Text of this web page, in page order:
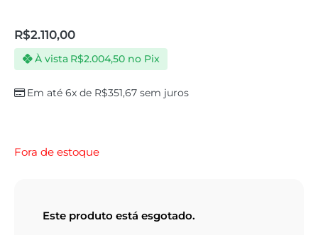
R$2.110,00
Em até 6x de R$351,67 sem juros
À vista R$2.004,50 no Pix
Fora de estoque
Este produto está esgotado.